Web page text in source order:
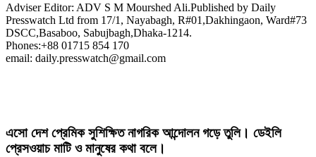
Adviser Editor: ADV S M Mourshed Ali.Published by Daily
Presswatch Ltd from 17/1, Nayabagh, R#01,Dakhingaon, Ward#73
DSCC,Basaboo, Sabujbagh,Dhaka-1214.
Phones:+88 01715 854 170
email: daily.presswatch@gmail.com
এসো দেশ প্রেমিক সুশিক্ষিত নাগরিক আন্দোলন গড়ে তুলি। ডেইলি
প্রেসওয়াচ মাটি ও মানুষের কথা বলে।